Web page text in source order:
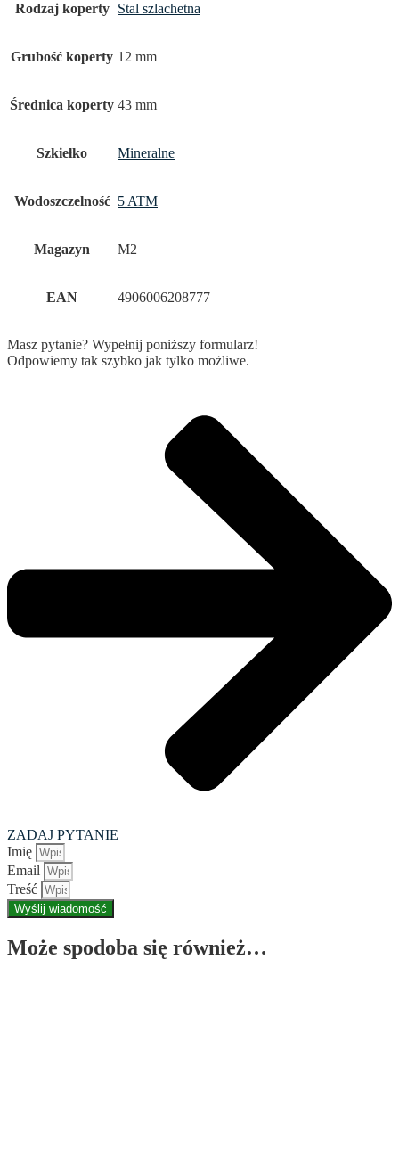
Rodzaj koperty Stal szlachetna
Grubość koperty 12 mm
Średnica koperty 43 mm
Szkiełko Mineralne
Wodoszczelność 5 ATM
Magazyn M2
EAN 4906006208777
Masz pytanie? Wypełnij poniższy formularz!
Odpowiemy tak szybko jak tylko możliwe.
ZADAJ PYTANIE
Imię
Email
Treść
Wyślij wiadomość
Może spodoba się również…